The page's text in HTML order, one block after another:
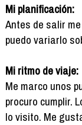
Mi planificación:
Antes de salir
puedo variarlo
Mi ritmo de viaje:
Me marco unos
procuro cumplir.
lo visito. Me